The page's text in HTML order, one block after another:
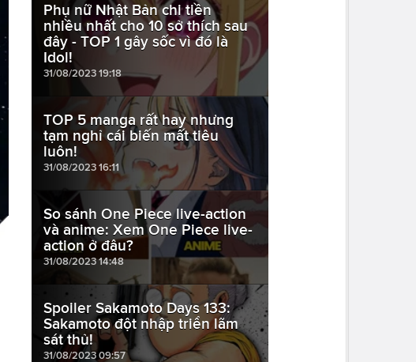
Phụ nữ Nhật Bản chi tiền
nhiều nhất cho 10 sở thích sau
đây - TOP 1 gây sốc vì đó là
Idol!
31/08/2023 19:18
TOP 5 manga rất hay nhưng
tạm nghỉ cái biến mất tiêu
luôn!
31/08/2023 16:11
So sánh One Piece live-action
và anime: Xem One Piece live-
action ở đâu?
31/08/2023 14:48
Spoiler Sakamoto Days 133:
Sakamoto đột nhập triển lãm
sát thủ!
31/08/2023 09:57